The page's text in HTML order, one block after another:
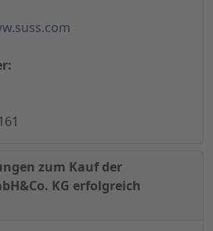
zum Kauf der
KG erfolgreich